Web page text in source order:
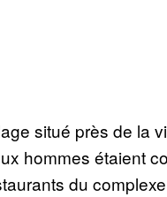
situé près de la
hommes étaient
du